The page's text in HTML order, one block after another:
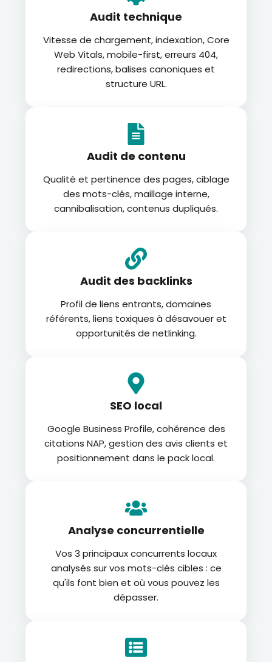
Audit technique
Vitesse de chargement, indexation, Core
Web Vitals, mobile-first, erreurs 404,
redirections, balises canoniques et
structure URL.
Audit de contenu
Qualité et pertinence des pages, ciblage
des mots-clés, maillage interne,
cannibalisation, contenus dupliqués.
Audit des backlinks
Profil de liens entrants, domaines
référents, liens toxiques à désavouer et
opportunités de netlinking.
SEO local
Google Business Profile, cohérence des
citations NAP, gestion des avis clients et
positionnement dans le pack local.
Analyse concurrentielle
Vos 3 principaux concurrents locaux
analysés sur vos mots-clés cibles : ce
qu'ils font bien et où vous pouvez les
dépasser.